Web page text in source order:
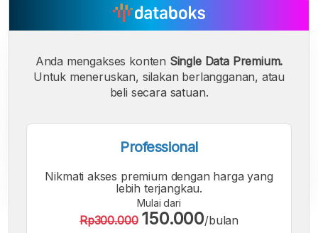
A A A
Anda mengakses konten Single Data Premium.
Untuk meneruskan, silakan berlangganan, atau
beli secara satuan.
Professional
Nikmati akses premium dengan harga yang
lebih terjangkau.
Mulai dari
Rp300.000 150.000/bulan